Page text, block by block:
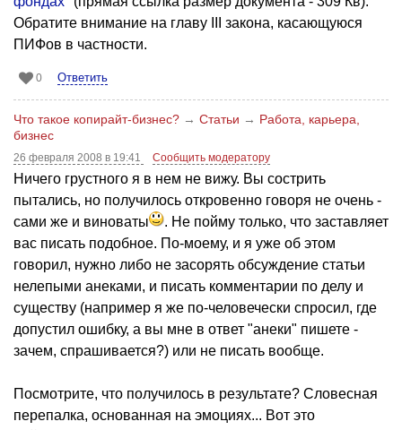
Обратите внимание на главу ІІІ закона, касающуюся
ПИФов в частности.
0 Ответить
Что такое копирайт-бизнес? → Статьи → Работа, карьера,
бизнес
26 февраля 2008 в 19:41 Сообщить модератору
Ничего грустного я в нем не вижу. Вы сострить
пытались, но получилось откровенно говоря не очень -
сами же и виноваты
. Не пойму только, что заставляет
вас писать подобное. По-моему, и я уже об этом
говорил, нужно либо не засорять обсуждение статьи
нелепыми анеками, и писать комментарии по делу и
существу (например я же по-человечески спросил, где
допустил ошибку, а вы мне в ответ "анеки" пишете -
зачем, спрашивается?) или не писать вообще.
Посмотрите, что получилось в результате? Словесная
перепалка, основанная на эмоциях... Вот это